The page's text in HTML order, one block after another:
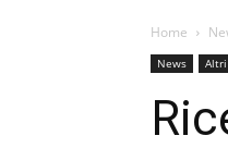
Home
News